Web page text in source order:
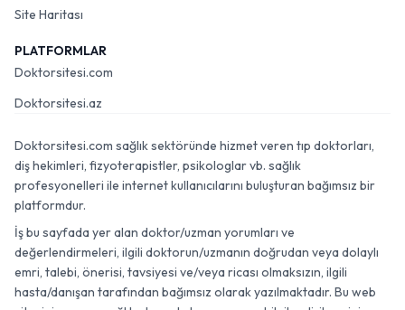
Site Haritası
PLATFORMLAR
Doktorsitesi.com
Doktorsitesi.az
Doktorsitesi.com sağlık sektöründe hizmet veren tıp doktorları,
diş hekimleri, fizyoterapistler, psikologlar vb. sağlık
profesyonelleri ile internet kullanıcılarını buluşturan bağımsız bir
platformdur.
İş bu sayfada yer alan doktor/uzman yorumları ve
değerlendirmeleri, ilgili doktorun/uzmanın doğrudan veya dolaylı
emri, talebi, önerisi, tavsiyesi ve/veya ricası olmaksızın, ilgili
hasta/danışan tarafından bağımsız olarak yazılmaktadır. Bu web